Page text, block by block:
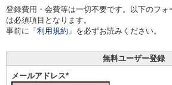
登録費用・会費等は一切不要です。以下のフ
は必須項目となります。
事前に「 利用規約 」を必ずお読みください。
無料ユーザー登録
メールアドレス*